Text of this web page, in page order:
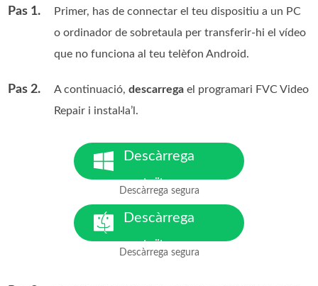
Pas 1.
Primer, has de connectar el teu dispositiu a un PC
o ordinador de sobretaula per transferir-hi el vídeo
que no funciona al teu telèfon Android.
Pas 2. A continuació,descarrega el programari FVC Video
Repair i instal·la’l.
Descàrrega
gratuïta
Per a Windows 7 o posterior
Descàrrega segura
Descàrrega
gratuïta
Per a macOS 10.7 o posterior
Descàrrega segura